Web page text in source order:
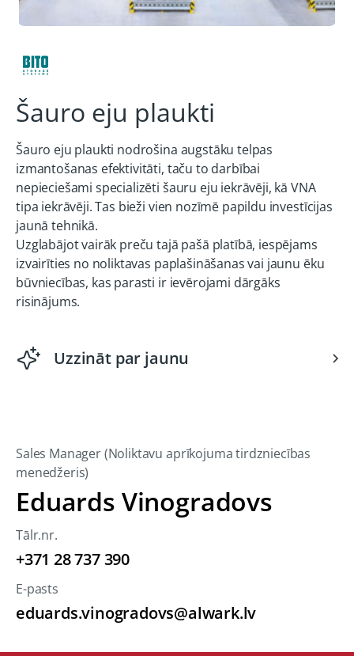
Šauro eju plaukti
Šauro eju plaukti nodrošina augstāku telpas
izmantošanas efektivitāti, taču to darbībai
nepieciešami specializēti šauru eju iekrāvēji, kā VNA
tipa iekrāvēji. Tas bieži vien nozīmē papildu investīcijas
jaunā tehnikā.
Uzglabājot vairāk preču tajā pašā platībā, iespējams
izvairīties no noliktavas paplašināšanas vai jaunu ēku
būvniecības, kas parasti ir ievērojami dārgāks
risinājums.
Uzzināt par jaunu
Sales Manager (Noliktavu aprīkojuma tirdzniecības
menedžeris)
Eduards Vinogradovs
Tālr.nr.
+371 28 737 390
E-pasts
eduards.vinogradovs@alwark.lv